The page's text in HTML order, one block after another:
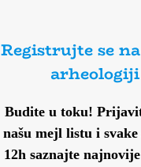
Registrujte se
arheologiji
Budite u toku!
našu mejl listu i svake
12h saznajte